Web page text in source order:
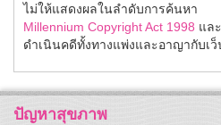
ไม่ให้แสดงผลในลำดับการค้นห
Millennium Copyright Act 1998 และ
ดำเนินคดีทั้งทางแพ่งและอาญากับเ
ปัญหาสุขภาพ